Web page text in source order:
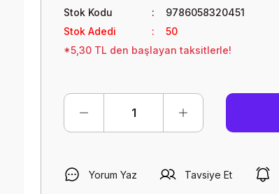
Stok Kodu
9786058320451
Stok Adedi
50
*5,30 TL den başlayan taksitlerle!
Yorum Yaz Tavsiye Et